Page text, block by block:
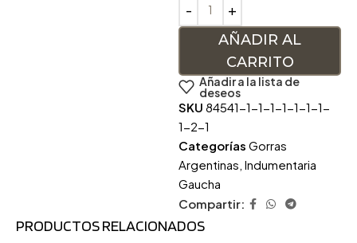
AÑADIR AL
CARRITO
Añadir a la lista de
deseos
SKU 84541-1-1-1-1-1-1-1-
1-2-1
Categorías Gorras
Argentinas, Indumentaria
Gaucha
Compartir:
PRODUCTOS RELACIONADOS